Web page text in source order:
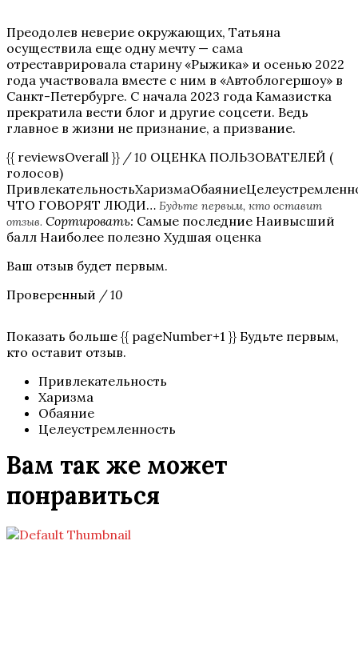
Преодолев неверие окружающих, Татьяна
осуществила еще одну мечту — сама
отреставрировала старину «Рыжика» и осенью 2022
года участвовала вместе с ним в «Автоблогершоу» в
Санкт-Петербурге. С начала 2023 года Камазистка
прекратила вести блог и другие соцсети. Ведь
главное в жизни не признание, а призвание.
{{ reviewsOverall }} / 10 ОЦЕНКА ПОЛЬЗОВАТЕЛЕЙ (
голосов)
ЧТО ГОВОРЯТ ЛЮДИ… Будьте первым, кто оставит
отзыв. Сортировать: Самые последние Наивысший
балл Наиболее полезно Худшая оценка
Ваш отзыв будет первым.
Проверенный / 10
Показать больше {{ pageNumber+1 }} Будьте первым,
кто оставит отзыв.
Привлекательность
Харизма
Обаяние
Целеустремленность
Вам так же может
понравиться